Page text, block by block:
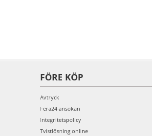
FÖRE KÖP
Avtryck
Fera24 ansökan
Integritetspolicy
Tvistlösning online